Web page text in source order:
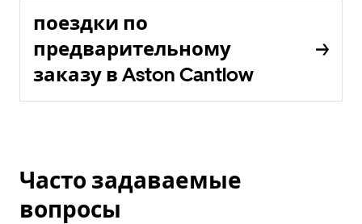
поездки по
предварительному
заказу в Aston Cantlow
Часто задаваемые
вопросы